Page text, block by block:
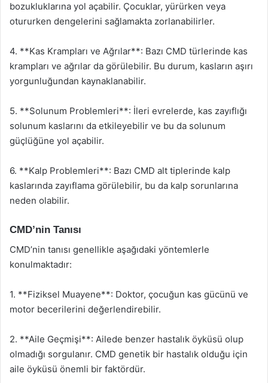
bozukluklarına yol açabilir. Çocuklar, yürürken veya
otururken dengelerini sağlamakta zorlanabilirler.
4. **Kas Krampları ve Ağrılar**: Bazı CMD türlerinde kas
krampları ve ağrılar da görülebilir. Bu durum, kasların aşırı
yorgunluğundan kaynaklanabilir.
5. **Solunum Problemleri**: İleri evrelerde, kas zayıflığı
solunum kaslarını da etkileyebilir ve bu da solunum
güçlüğüne yol açabilir.
6. **Kalp Problemleri**: Bazı CMD alt tiplerinde kalp
kaslarında zayıflama görülebilir, bu da kalp sorunlarına
neden olabilir.
CMD’nin Tanısı
CMD’nin tanısı genellikle aşağıdaki yöntemlerle
konulmaktadır:
1. **Fiziksel Muayene**: Doktor, çocuğun kas gücünü ve
motor becerilerini değerlendirebilir.
2. **Aile Geçmişi**: Ailede benzer hastalık öyküsü olup
olmadığı sorgulanır. CMD genetik bir hastalık olduğu için
aile öyküsü önemli bir faktördür.